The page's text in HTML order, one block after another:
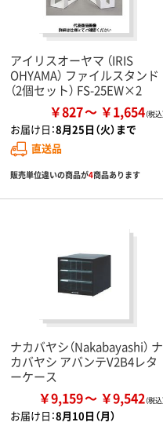
アイリスオーヤマ （IRIS
OHYAMA） ファイルスタンド
（2個セット） FS-25EW×2
￥827 ￥1,654
お届け日：8月25日（火）まで
直送品
販売単位違いの商品が4商品あります
ナカバヤシ（Nakabayashi） ナ
カバヤシ アバンテV2B4レタ
ーケース
￥9,159 ￥9,542
お届け日：8月10日（月）